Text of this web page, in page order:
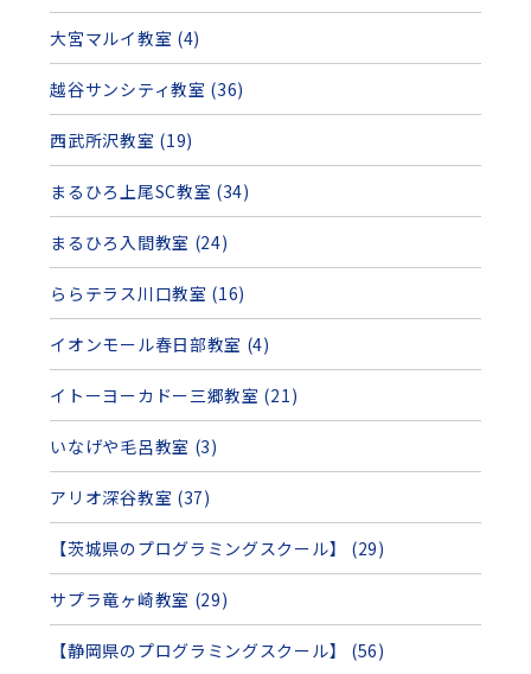
大宮マルイ教室 (4)
越谷サンシティ教室 (36)
西武所沢教室 (19)
まるひろ上尾SC教室 (34)
まるひろ入間教室 (24)
ららテラス川口教室 (16)
イオンモール春日部教室 (4)
イトーヨーカドー三郷教室 (21)
いなげや毛呂教室 (3)
アリオ深谷教室 (37)
【茨城県のプログラミングスクール】 (29)
サプラ竜ヶ崎教室 (29)
【静岡県のプログラミングスクール】 (56)